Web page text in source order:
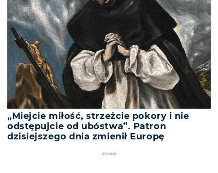
„Miejcie miłość, strzeżcie pokory i nie
odstępujcie od ubóstwa”. Patron
dzisiejszego dnia zmienił Europę
REKLAMA